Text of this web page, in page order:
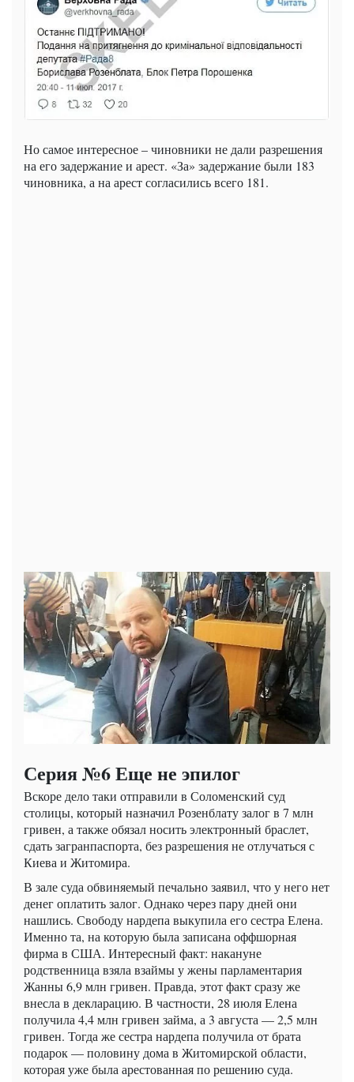
Но самое интересное – чиновники не дали разрешения
на его задержание и арест. «За» задержание были 183
чиновника, а на арест согласились всего 181.
Серия №6 Еще не эпилог
Вскоре дело таки отправили в Соломенский суд
столицы, который назначил Розенблату залог в 7 млн
гривен, а также обязал носить электронный браслет,
сдать загранпаспорта, без разрешения не отлучаться с
Киева и Житомира.
В зале суда обвиняемый печально заявил, что у него нет
денег оплатить залог. Однако через пару дней они
нашлись. Свободу нардепа выкупила его сестра Елена.
Именно та, на которую была записана оффшорная
фирма в США. Интересный факт: накануне
родственница взяла взаймы у жены парламентария
Жанны 6,9 млн гривен. Правда, этот факт сразу же
внесла в декларацию. В частности, 28 июля Елена
получила 4,4 млн гривен займа, а 3 августа — 2,5 млн
гривен. Тогда же сестра нардепа получила от брата
подарок — половину дома в Житомирской области,
которая уже была арестованная по решению суда.